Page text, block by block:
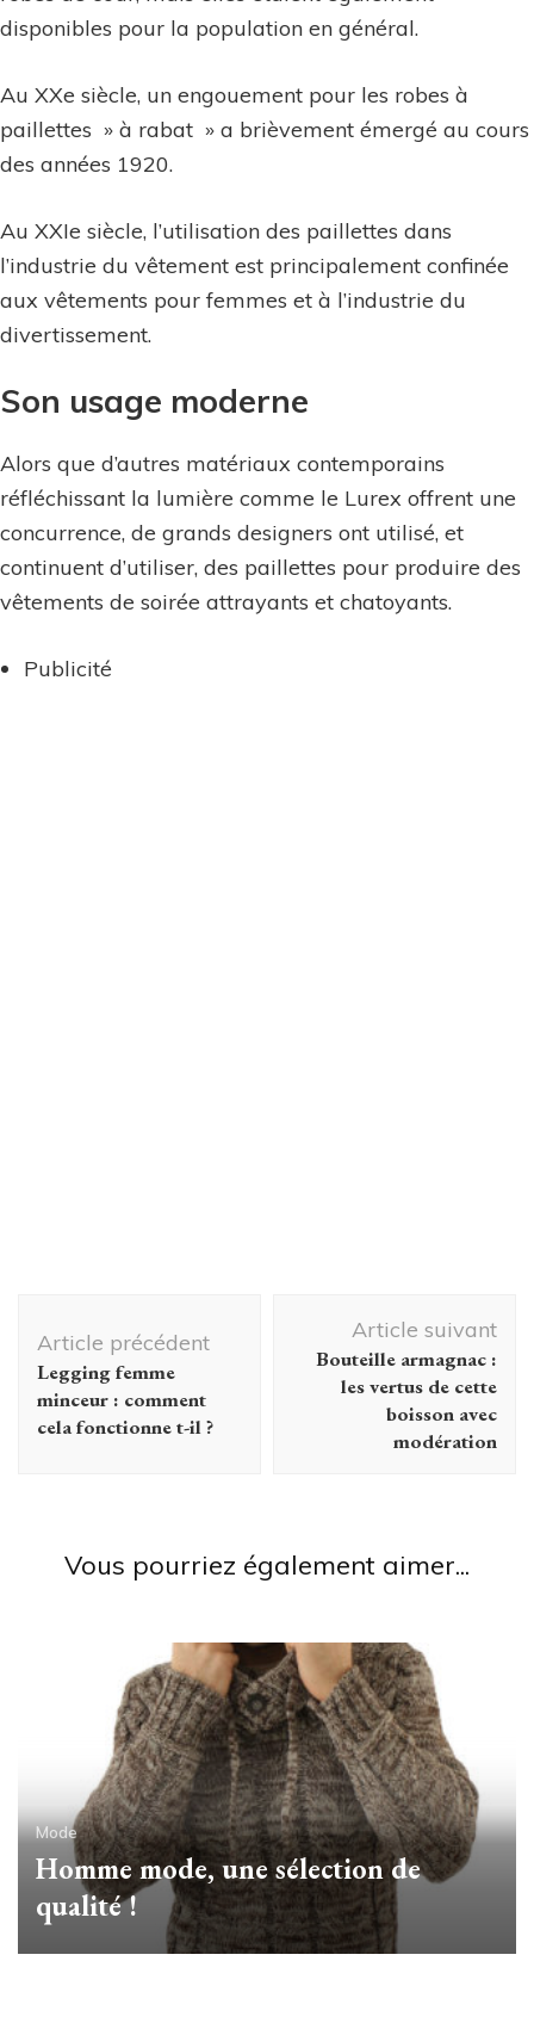
disponibles pour la population en général.
Au XXe siècle, un engouement pour les robes à
paillettes » à rabat » a brièvement émergé au cours
des années 1920.
Au XXIe siècle, l’utilisation des paillettes dans
l’industrie du vêtement est principalement confinée
aux vêtements pour femmes et à l’industrie du
divertissement.
Son usage moderne
Alors que d’autres matériaux contemporains
réfléchissant la lumière comme le Lurex offrent une
concurrence, de grands designers ont utilisé, et
continuent d’utiliser, des paillettes pour produire des
vêtements de soirée attrayants et chatoyants.
Publicité
d'article
Article précédent
Legging femme
minceur : comment
cela fonctionne t-il ?
Article suivant
Bouteille armagnac :
les vertus de cette
boisson avec
modération
Vous pourriez également aimer...
blackjack online
Mode
Homme mode, une sélection de
qualité !
Mode
Le lissage japonais jean louis david
est très en vogue actuellement